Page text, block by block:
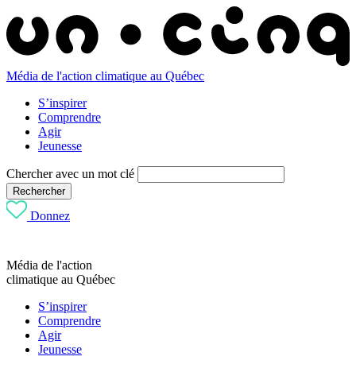
Média de l'action climatique au Québec
S’inspirer
Comprendre
Agir
Jeunesse
Chercher avec un mot clé
Rechercher
Donnez
Média de l'action
climatique au Québec
S’inspirer
Comprendre
Agir
Jeunesse